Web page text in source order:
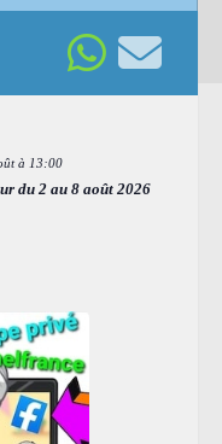
à 13:00
du 2 au 8 août 2026